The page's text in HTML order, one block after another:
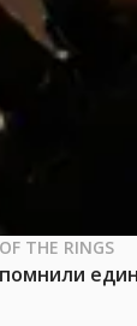
THE RINGS